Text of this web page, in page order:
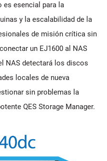
es esencial para la
y la escalabilidad de la
de misión crítica sin
un EJ1600 al NAS
NAS detectará los discos
locales de nueva
sin problemas la
QES Storage Manager.